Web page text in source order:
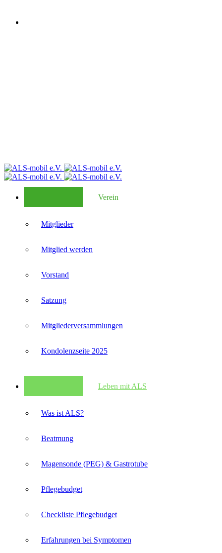
Verein
Mitglieder
Mitglied werden
Vorstand
Satzung
Mitglieder­versammlungen
Kondolenzseite 2025
Leben mit ALS
Was ist ALS?
Beatmung
Magensonde (PEG) & Gastrotube
Pflegebudget
Checkliste Pflegebudget
Erfahrungen bei Symptomen